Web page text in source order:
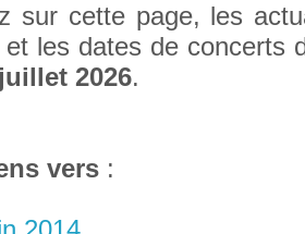
sur cette page, les
les dates de concerts
2026.
vers :